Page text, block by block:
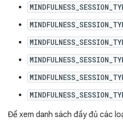
Để xem danh sách đầy đủ các